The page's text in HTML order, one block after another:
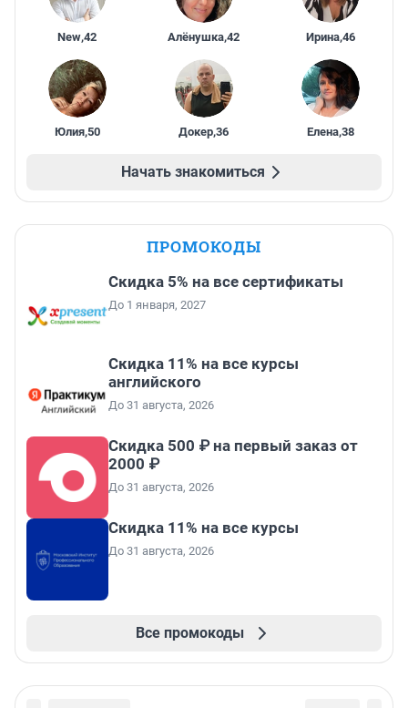
New,42 Алёнушка,42 Ирина,46
Юлия,50 Докер,36 Елена,38
Начать знакомиться
ПРОМОКОДЫ
Скидка 5% на все сертификаты
До 1 января, 2027
Скидка 11% на все курсы
английского
До 31 августа, 2026
Скидка 500 ₽ на первый заказ от
2000 ₽
До 31 августа, 2026
Скидка 11% на все курсы
До 31 августа, 2026
Все промокоды